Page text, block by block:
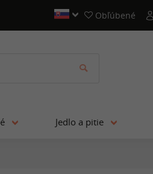
Obľúbené
Jedlo a pitie